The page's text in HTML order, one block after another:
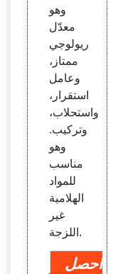
وهو
معدّل
ريولوجي
ممتاز،
وعامل
استقرار،
واستحلاب،
وتركيب.
وهو
مناسب
للمواد
الهلامية
غير
اللزجة.
احصل